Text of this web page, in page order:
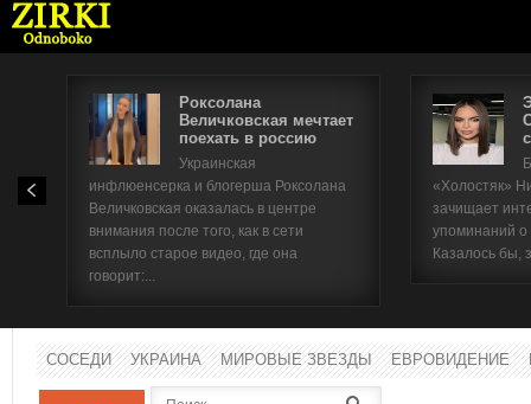
Роксолана
Величковская мечтает
поехать в россию
Украинская
инфлюенсерка и блогерша Роксолана
Величковская оказалась в центре
внимания после того, как в сети
всплыло старое видео, где она
говорит:...
«Холостяк»
зачищает
упоминаний
Казалось бы,
СОСЕДИ УКРАИНА МИРОВЫЕ ЗВЕЗДЫ ЕВРОВИДЕНИЕ
Имя